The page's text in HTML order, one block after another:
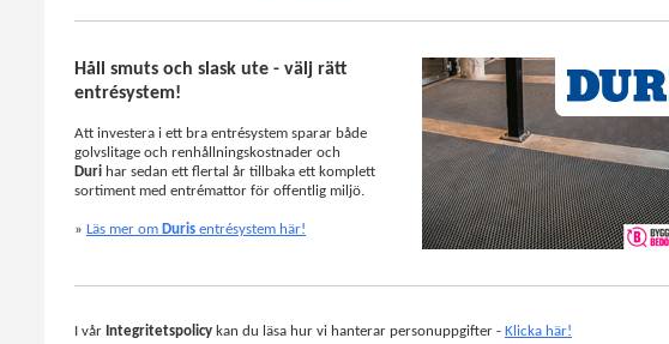
Håll smuts och slask ute - välj rätt
entrésystem!
Att investera i ett bra entrésystem sparar både
golvslitage och renhållningskostnader och
Duri har sedan ett flertal år tillbaka ett komplett
sortiment med entrémattor för offentlig miljö.
» Läs mer om Duris entrésystem här!
I vår Integritetspolicy kan du läsa hur vi hanterar personuppgifter - Klicka här!